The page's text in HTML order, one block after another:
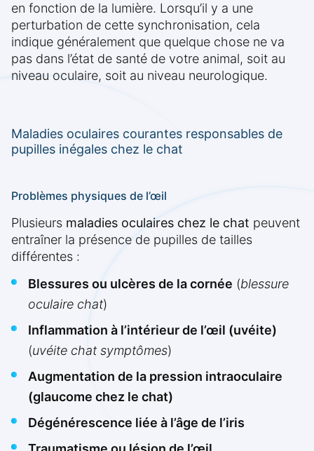
en fonction de la lumière. Lorsqu’il y a une
perturbation de cette synchronisation, cela
indique généralement que quelque chose ne va
pas dans l’état de santé de votre animal, soit au
niveau oculaire, soit au niveau neurologique.
Maladies oculaires courantes responsables de
pupilles inégales chez le chat
Problèmes physiques de l’œil
Plusieurs maladies oculaires chez le chat peuvent
entraîner la présence de pupilles de tailles
différentes :
Blessures ou ulcères de la cornée (blessure
oculaire chat)
Inflammation à l’intérieur de l’œil (uvéite)
(uvéite chat symptômes)
Augmentation de la pression intraoculaire
(glaucome chez le chat)
Dégénérescence liée à l’âge de l’iris